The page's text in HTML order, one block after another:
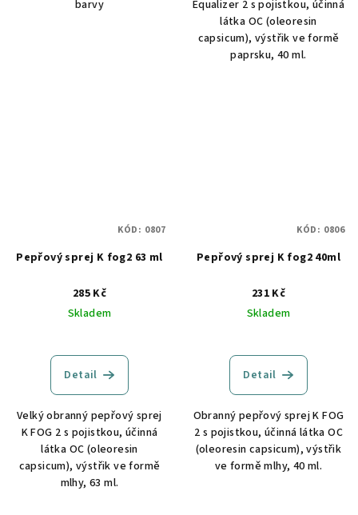
barvy
Equalizer 2 s pojistkou, účinná
látka OC (oleoresin
capsicum), výstřik ve formě
paprsku, 40 ml.
Pepřový sprej K fog2 63 ml
285 Kč
Skladem
Detail
Velký obranný pepřový sprej
K FOG 2 s pojistkou, účinná
látka OC (oleoresin
capsicum), výstřik ve formě
mlhy, 63 ml.
KÓD: 0807
Pepřový sprej K fog2 40ml
231 Kč
Skladem
Detail
Obranný pepřový sprej K FOG
2 s pojistkou, účinná látka OC
(oleoresin capsicum), výstřik
ve formě mlhy, 40 ml.
KÓD: 0806